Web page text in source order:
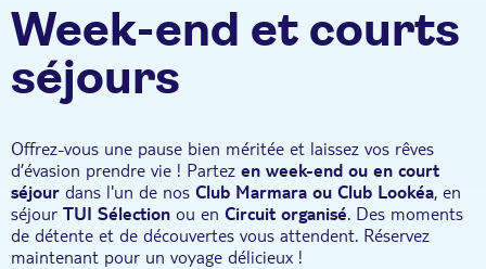
Week-end et courts
séjours
Offrez-vous une pause bien méritée et laissez vos rêves
d’évasion prendre vie ! Partez en week-end ou en court
séjour dans l'un de nos Club Marmara ou Club Lookéa, en
séjour TUI Sélection ou en Circuit organisé. Des moments
de détente et de découvertes vous attendent. Réservez
maintenant pour un voyage délicieux !